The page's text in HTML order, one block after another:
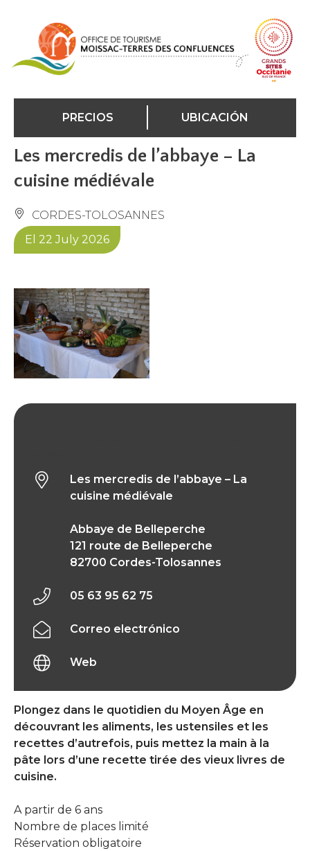
PRECIOS UBICACIÓN
Les mercredis de l’abbaye – La
cuisine médiévale
CORDES-TOLOSANNES
El 22 July 2026
Plongez dans le quotidien du Moyen Âge en
découvrant les aliments, les ustensiles et les
recettes d’autrefois, puis mettez la main à la
pâte lors d’une recette tirée des vieux livres de
cuisine.
A partir de 6 ans
Nombre de places limité
Réservation obligatoire
Les mercredis de l’abbaye – La
cuisine médiévale
Abbaye de Belleperche
121 route de Belleperche
82700 Cordes-Tolosannes
05 63 95 62 75
Correo electrónico
Web